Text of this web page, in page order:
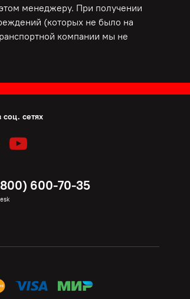
менеджеру. При получении
(которых не было на
компании мы не
сетях
600-70-35